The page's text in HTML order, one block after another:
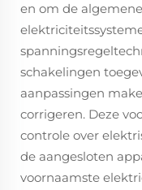
en om de
schakelingen
aanpassingen
corrigeren. Deze
controle over
de aangesloten
voornaamste